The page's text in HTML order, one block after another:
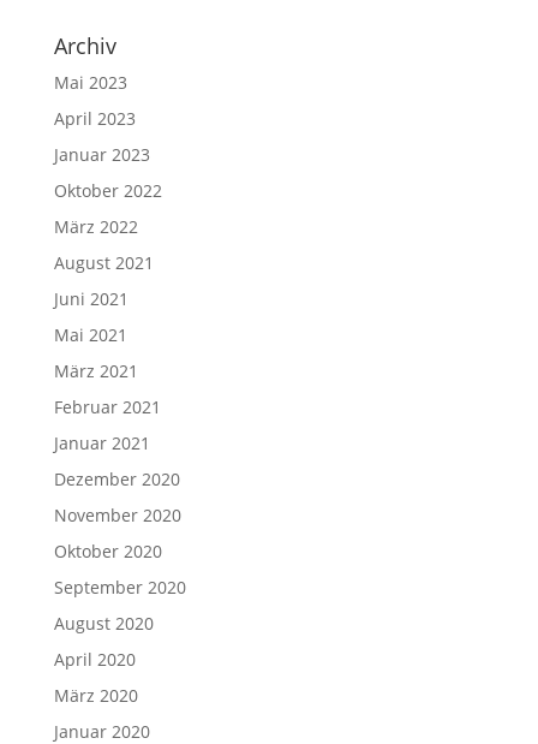
Archiv
Mai 2023
April 2023
Januar 2023
Oktober 2022
März 2022
August 2021
Juni 2021
Mai 2021
März 2021
Februar 2021
Januar 2021
Dezember 2020
November 2020
Oktober 2020
September 2020
August 2020
April 2020
März 2020
Januar 2020